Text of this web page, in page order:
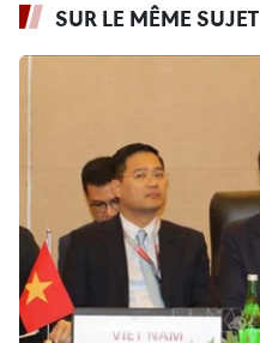
SUR LE MÊME SUJET